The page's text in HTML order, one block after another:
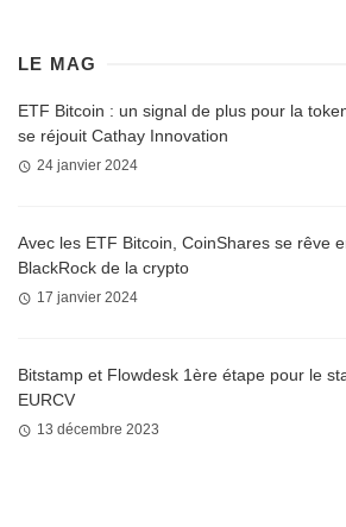
LE MAG
ETF Bitcoin : un signal de plus pour la
se réjouit Cathay Innovation
24 janvier 2024
Avec les ETF Bitcoin, CoinShares se rêve
BlackRock de la crypto
17 janvier 2024
Bitstamp et Flowdesk 1ère étape pour le
EURCV
13 décembre 2023